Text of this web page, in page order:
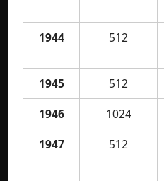
1944 512
1945 512
1946
1024
1947
512